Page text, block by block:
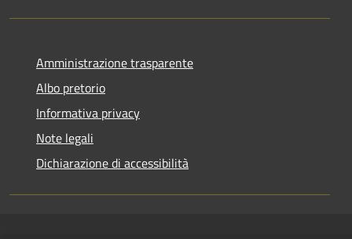
Amministrazione trasparente
Albo pretorio
Informativa privacy
Note legali
Dichiarazione di accessibilità